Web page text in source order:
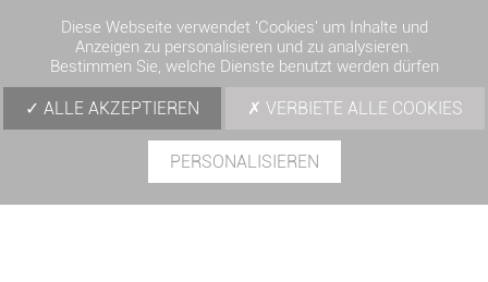
Diese Webseite verwendet 'Cookies' um Inhalte und
Anzeigen zu personalisieren und zu analysieren.
Bestimmen Sie, welche Dienste benutzt werden dürfen
ALLE AKZEPTIEREN VERBIETE ALLE COOKIES
PERSONALISIEREN